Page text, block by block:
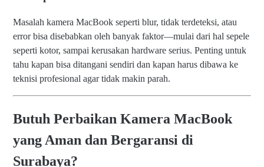
Masalah kamera MacBook seperti blur, tidak terdeteksi, atau
error bisa disebabkan oleh banyak faktor—mulai dari hal sepele
seperti kotor, sampai kerusakan hardware serius. Penting untuk
tahu kapan bisa ditangani sendiri dan kapan harus dibawa ke
teknisi profesional agar tidak makin parah.
Butuh Perbaikan Kamera MacBook
yang Aman dan Bergaransi di
Surabaya?